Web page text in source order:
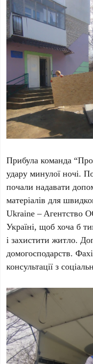
Прибула команда
удару минулої ночі.
почали надавати
матеріалів для
Ukraine – Aгентство
Україні, щоб хоча б
і захистити житло.
домогосподарств.
консультації з